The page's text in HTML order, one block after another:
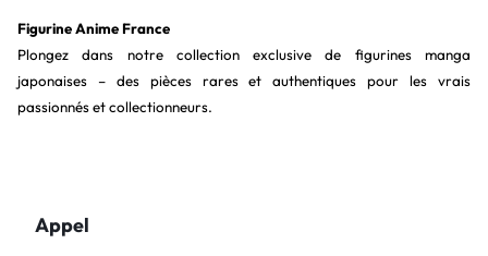
Figurine Anime France
Plongez dans notre collection exclusive de figurines manga
japonaises – des pièces rares et authentiques pour les vrais
passionnés et collectionneurs.
Appel